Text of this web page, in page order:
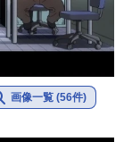
画像一覧 (56件)